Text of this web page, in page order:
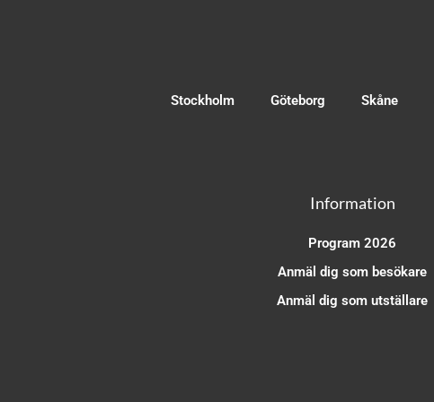
Stockholm Göteborg Skåne
Information
Program 2026
Anmäl dig som besökare
Anmäl dig som utställare